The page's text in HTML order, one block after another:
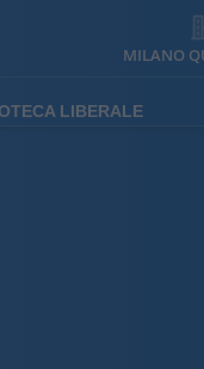
MILANO
LIBERALE